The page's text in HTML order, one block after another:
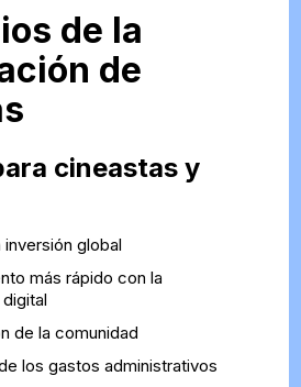
de la
de
cineastas y
global
más rápido con la
de la comunidad
los gastos administrativos